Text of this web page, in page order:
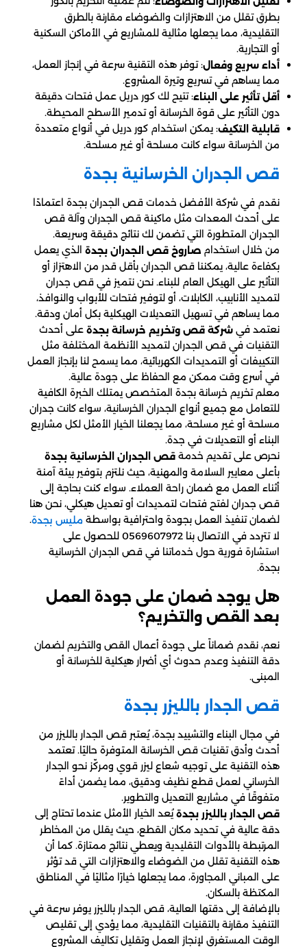
بطرق تقلل من الاهتزازات والضوضاء مقارنة بالطرق
التقليدية، مما يجعلها مثالية للمشاريع في الأماكن السكنية
أو التجارية.
أداء سريع وفعال: توفر هذه التقنية سرعة في إنجاز العمل،
مما يساهم في تسريع وتيرة المشروع.
أقل تأثير على البناء: تتيح لك كور دريل عمل فتحات دقيقة
دون التأثير على قوة الخرسانة أو تدمير الأسطح المحيطة.
قابلية التكيف: يمكن استخدام كور دريل في أنواع متعددة
من الخرسانة سواء كانت مسلحة أو غير مسلحة.
قص الجدران الخرسانية بجدة
نقدم في شركة الأفضل خدمات قص الجدران بجدة اعتمادًا
على أحدث المعدات مثل ماكينة قص الجدران وآلة قص
الجدران المتطورة التي تضمن لك نتائج دقيقة وسريعة.
من خلال استخدام صاروخ قص الجدران بجدة الذي يعمل
بكفاءة عالية، يمكننا قص الجدران بأقل قدر من الاهتزاز أو
التأثير على الهيكل العام للبناء. نحن نتميز في قص جدران
لتمديد الأنابيب، الكابلات، أو لتوفير فتحات للأبواب والنوافذ،
مما يساهم في تسهيل التعديلات الهيكلية بكل أمان ودقة.
نعتمد في شركة قص وتخريم خرسانة بجدة على أحدث
التقنيات في قص الجدران لتمديد الأنظمة المختلفة مثل
التكييفات أو التمديدات الكهربائية، مما يسمح لنا بإنجاز العمل
في أسرع وقت ممكن مع الحفاظ على جودة عالية.
معلم تخريم خرسانة بجدة المتخصص يمتلك الخبرة الكافية
للتعامل مع جميع أنواع الجدران الخرسانية، سواء كانت جدران
مسلحة أو غير مسلحة، مما يجعلنا الخيار الأمثل لكل مشاريع
البناء أو التعديلات في جدة.
نحرص على تقديم خدمة قص الجدران الخرسانية بجدة
بأعلى معايير السلامة والمهنية، حيث نلتزم بتوفير بيئة آمنة
أثناء العمل مع ضمان راحة العملاء. سواء كنت بحاجة إلى
قص جدران لفتح فتحات لتمديدات أو تعديل هيكلي، نحن هنا
لضمان تنفيذ العمل بجودة واحترافية بواسطة مليس بجدة.
لا تتردد في الاتصال بنا 0569607972 للحصول على
استشارة فورية حول خدماتنا في قص الجدران الخرسانية
بجدة.
هل يوجد ضمان على جودة العمل
بعد القص والتخريم؟
نعم، نقدم ضماناً على جودة أعمال القص والتخريم لضمان
دقة التنفيذ وعدم حدوث أي أضرار هيكلية للخرسانة أو
المبنى.
قص الجدار بالليزر بجدة
في مجال البناء والتشييد بجدة، يُعتبر قص الجدار بالليزر من
أحدث وأدق تقنيات قص الخرسانة المتوفرة حاليًا. تعتمد
هذه التقنية على توجيه شعاع ليزر قوي ومركّز نحو الجدار
الخرساني لعمل قطع نظيف ودقيق، مما يضمن أداءً
متفوقًا في مشاريع التعديل والتطوير.
قص الجدار بالليزر بجدةيُعد الخيار الأمثل عندما تحتاج إلى
دقة عالية في تحديد مكان القطع، حيث يقلل من المخاطر
المرتبطة بالأدوات التقليدية ويعطي نتائج ممتازة. كما أن
هذه التقنية تقلل من الضوضاء والاهتزازات التي قد تؤثر
على المباني المجاورة، مما يجعلها خيارًا مثاليًا في المناطق
المكتظة بالسكان.
بالإضافة إلى دقتها العالية، قص الجدار بالليزر يوفر سرعة في
التنفيذ مقارنة بالتقنيات التقليدية، مما يؤدي إلى تقليص
الوقت المستغرق لإنجاز العمل وتقليل تكاليف المشروع